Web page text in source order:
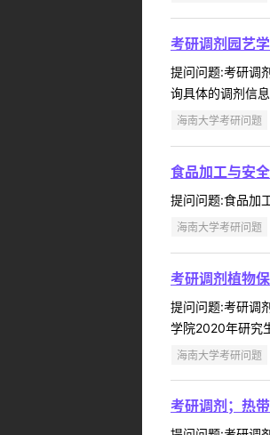
考研调剂园艺
提问问题:考研调
询具体的调剂信
海南大学考研问题
食品加工与安
提问问题:食品加
海南大学考研问题
考研调剂植物
提问问题:考研调
学院2020年研究
海南大学考研问题
考研调剂；热